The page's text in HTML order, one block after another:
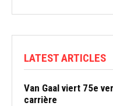
LATEST ARTICLES
Van Gaal viert 75e
carrière